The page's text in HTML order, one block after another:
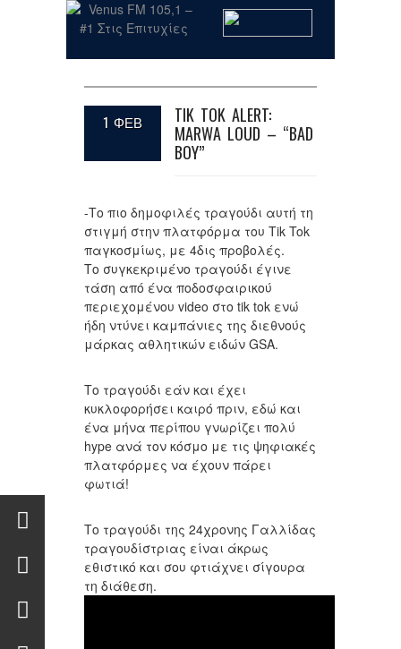
1 ΦΕΒ
TIK TOK ALERT:
MARWA LOUD – “BAD
BOY”
-Το πιο δημοφιλές τραγούδι αυτή τη
στιγμή στην πλατφόρμα του Tik Tok
παγκοσμίως, με 4δις προβολές.
Το συγκεκριμένο τραγούδι έγινε
τάση από ένα ποδοσφαιρικού
περιεχομένου video στο tik tok ενώ
ήδη ντύνει καμπάνιες της διεθνούς
μάρκας αθλητικών ειδών GSA.
Το τραγούδι εάν και έχει
κυκλοφορήσει καιρό πριν, εδώ και
ένα μήνα περίπου γνωρίζει πολύ
hype ανά τον κόσμο με τις ψηφιακές
πλατφόρμες να έχουν πάρει
φωτιά!
Το τραγούδι της 24χρονης Γαλλίδας
τραγουδίστριας είναι άκρως
εθιστικό και σου φτιάχνει σίγουρα
τη διάθεση.